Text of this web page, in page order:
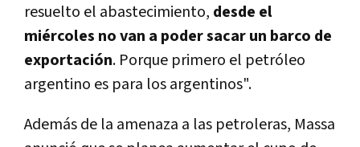
resuelto el abastecimiento, desde el
miércoles no van a poder sacar un barco de
exportación. Porque primero el petróleo
argentino es para los argentinos".
Además de la amenaza a las petroleras, Massa